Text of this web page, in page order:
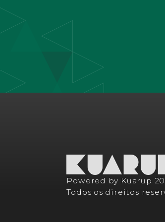
Powered by Kuarup
Todos os direitos